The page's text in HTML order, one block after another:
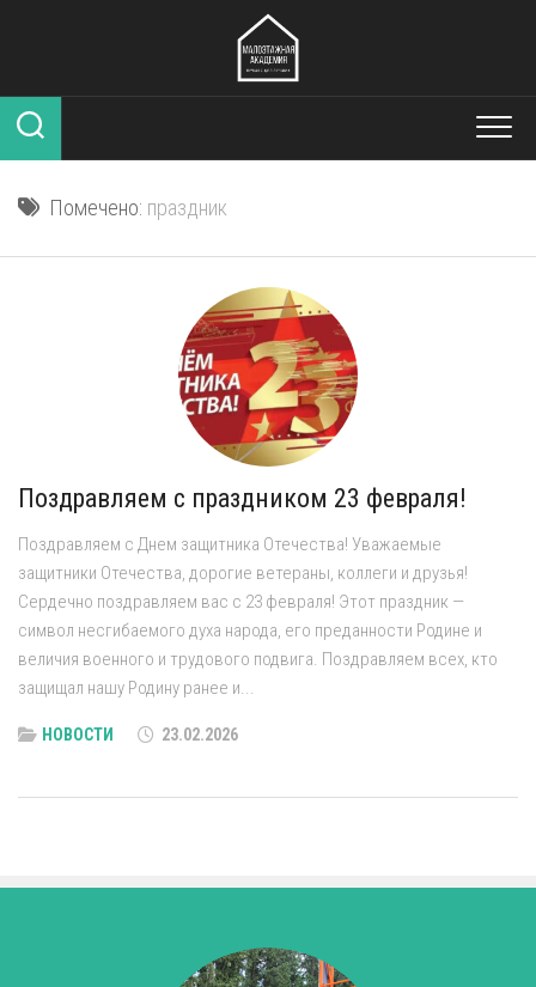
Помечено: праздник
Поздравляем с праздником 23 февраля!
Поздравляем с Днем защитника Отечества! Уважаемые
защитники Отечества, дорогие ветераны, коллеги и друзья!
Сердечно поздравляем вас с 23 февраля! Этот праздник —
символ несгибаемого духа народа, его преданности Родине и
величия военного и трудового подвига. Поздравляем всех, кто
защищал нашу Родину ранее и...
НОВОСТИ 23.02.2026